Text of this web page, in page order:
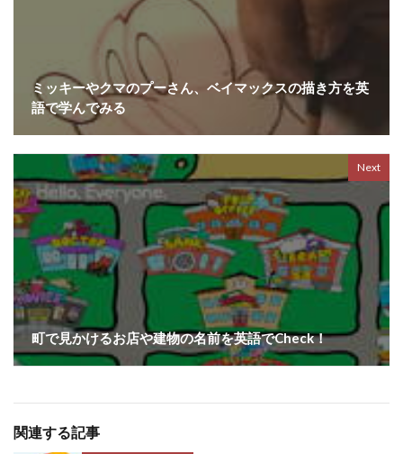
ミッキーやクマのプーさん、ベイマックスの描き方を英
語で学んでみる
Next
町で見かけるお店や建物の名前を英語でCheck！
関連する記事